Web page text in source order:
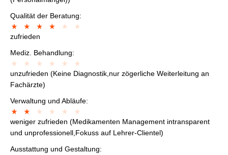
Qualität der Beratung:
zufrieden
Mediz. Behandlung:
unzufrieden (Keine Diagnostik,nur zögerliche Weiterleitung an
Fachärzte)
Verwaltung und Abläufe:
weniger zufrieden (Medikamenten Management intransparent
und unprofessionell,Fokuss auf Lehrer-Clientel)
Ausstattung und Gestaltung: